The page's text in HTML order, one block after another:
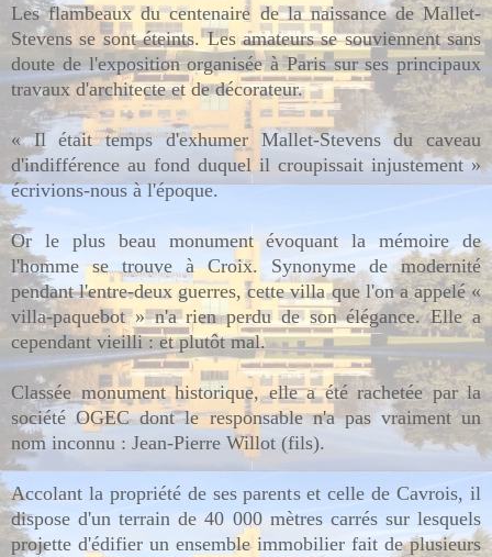
Les flambeaux du centenaire de la naissance de Mallet-
Stevens se sont éteints. Les amateurs se souviennent sans
doute de l'exposition organisée à Paris sur ses principaux
travaux d'architecte et de décorateur.
« Il était temps d'exhumer Mallet-Stevens du caveau
d'indifférence au fond duquel il croupissait injustement »
écrivions-nous à l'époque.
Or le plus beau monument évoquant la mémoire de
l'homme se trouve à Croix. Synonyme de modernité
pendant l'entre-deux guerres, cette villa que l'on a appelé «
villa-paquebot » n'a rien perdu de son élégance. Elle a
cependant vieilli : et plutôt mal.
Classée monument historique, elle a été rachetée par la
société OGEC dont le responsable n'a pas vraiment un
nom inconnu : Jean-Pierre Willot (fils).
Accolant la propriété de ses parents et celle de Cavrois, il
dispose d'un terrain de 40 000 mètres carrés sur lesquels
projette d'édifier un ensemble immobilier fait de plusieurs